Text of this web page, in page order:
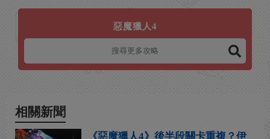
惡魔獵人4
相關新聞
《惡魔獵人4》後半段關卡重複？伊